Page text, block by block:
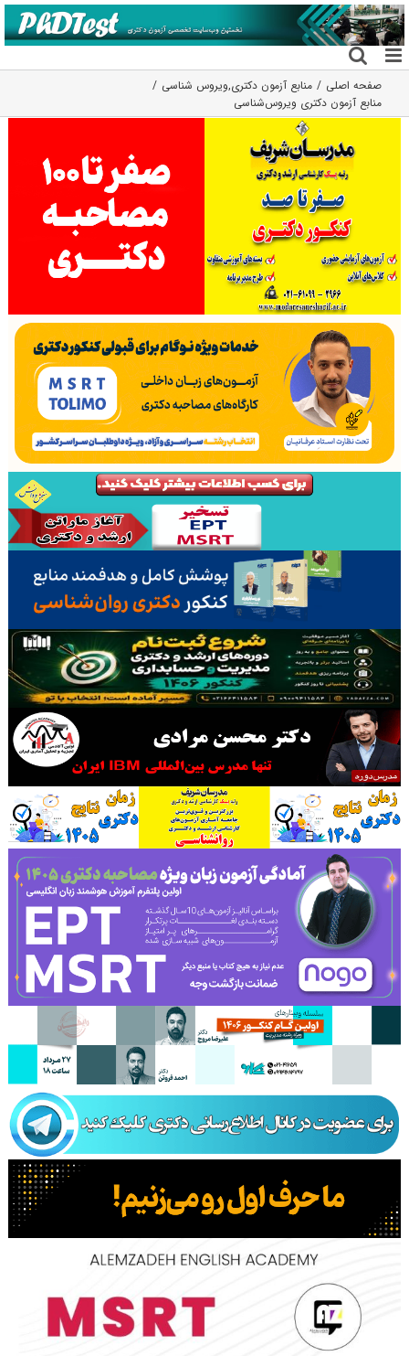
رفتن
به
محتوا
صفحه اصلی منابع آزمون دکتری,ویروس شناسی
منابع آزمون دکتری ویروس‌شناسی